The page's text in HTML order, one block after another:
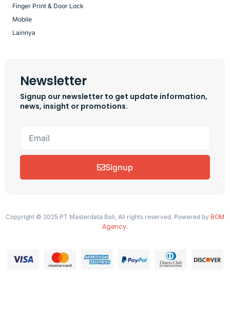
Finger Print & Door Lock
Mobile
Lainnya
Newsletter
Signup our newsletter to get update information,
news, insight or promotions.
Signup
Copyright © 2025 PT Masterdata Bali, All rights reserved. Powered by BOM
Agency.